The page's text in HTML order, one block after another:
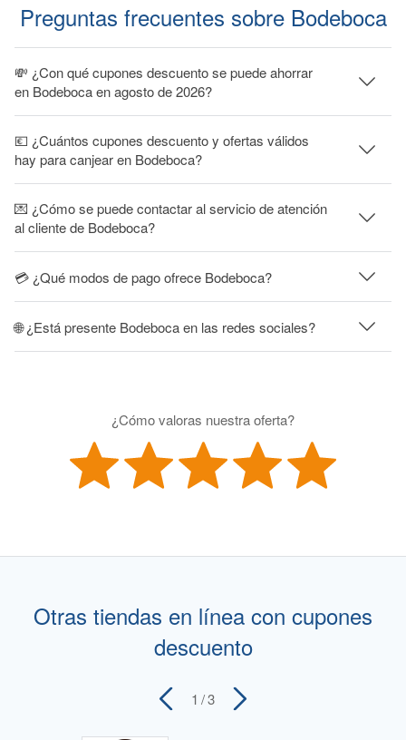
Preguntas frecuentes sobre Bodeboca
💸 ¿Con qué cupones descuento se puede ahorrar
en Bodeboca en agosto de 2026?
💶 ¿Cuántos cupones descuento y ofertas válidos
hay para canjear en Bodeboca?
💌 ¿Cómo se puede contactar al servicio de atención
al cliente de Bodeboca?
💳 ¿Qué modos de pago ofrece Bodeboca?
🌐 ¿Está presente Bodeboca en las redes sociales?
¿Cómo valoras nuestra oferta?
Otras tiendas en línea con cupones
descuento
1 / 3